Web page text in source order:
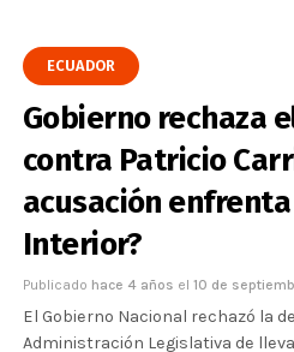
ECUADOR
Gobierno rechaza
contra Patricio
acusación
Interior?
Publicado hace 4 años el 10 de
El Gobierno Nacional rechazó la
Administración Legislativa de